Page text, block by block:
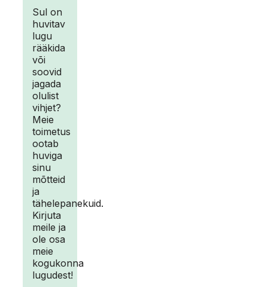
Sul on
huvitav
lugu
rääkida
või
soovid
jagada
olulist
vihjet?
Meie
toimetus
ootab
huviga
sinu
mõtteid
ja
tähelepanekuid.
Kirjuta
meile ja
ole osa
meie
kogukonna
lugudest!